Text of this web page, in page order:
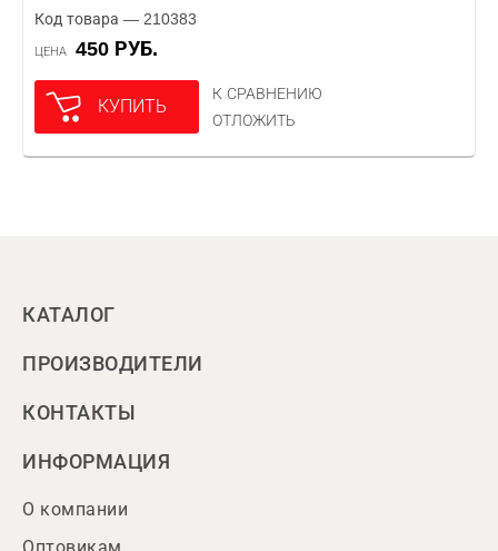
Код товара — 210383
ЦЕНА 450 РУБ.
КУПИТЬ
К СРАВНЕНИЮ
ОТЛОЖИТЬ
КАТАЛОГ
ПРОИЗВОДИТЕЛИ
КОНТАКТЫ
ИНФОРМАЦИЯ
О компании
Оптовикам